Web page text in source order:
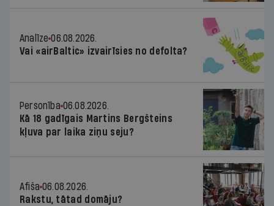
Analīze 06.08.2026.
Vai «airBaltic» izvairīsies no defolta?
Personība 06.08.2026.
Kā 18 gadīgais Martins Bergšteins
kļuva par laika ziņu seju?
Afiša 06.08.2026.
Rakstu, tātad domāju?